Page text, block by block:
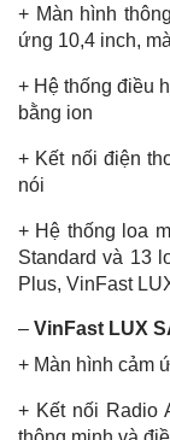
+ Màn hình
ứng 10,4 inch,
+ Hệ thống điều
bằng ion
+ Kết nối điện
nói
+ Hệ thống loa
Standard và 13
Plus, VinFast
– VinFast LUX
+ Màn hình cảm
+ Kết nối Radio